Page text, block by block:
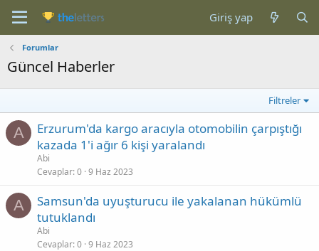
Giriş yap
Forumlar
Güncel Haberler
Filtreler
A
Erzurum'da kargo aracıyla otomobilin çarpıştığı
kazada 1'i ağır 6 kişi yaralandı
Abi
Cevaplar 0 9 Haz 2023
A
Samsun'da uyuşturucu ile yakalanan hükümlü
tutuklandı
Abi
Cevaplar 0 9 Haz 2023